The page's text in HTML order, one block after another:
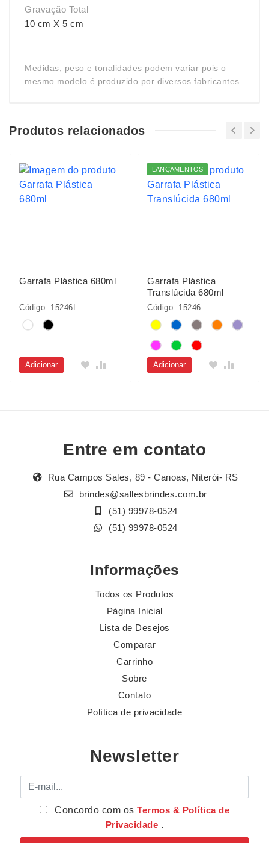
Gravação Total
10 cm X 5 cm
Medidas, peso e tonalidades podem variar pois o
mesmo modelo é produzido por diversos fabricantes.
Produtos relacionados
Garrafa Plástica 680ml
Código: 15246L
Adicionar
LANÇAMENTOS
Garrafa Plástica
Translúcida 680ml
Código: 15246
Adicionar
Entre em contato
Rua Campos Sales, 89 - Canoas, Niterói- RS
brindes@sallesbrindes.com.br
(51) 99978-0524
(51) 99978-0524
Informações
Todos os Produtos
Página Inicial
Lista de Desejos
Comparar
Carrinho
Sobre
Contato
Política de privacidade
Newsletter
E-mail
Concordo com osTermos & Política de
Privacidade .